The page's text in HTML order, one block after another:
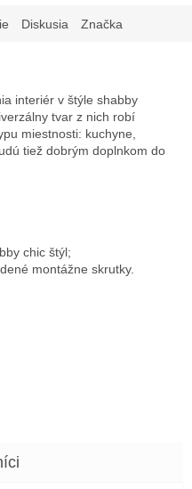
Diskusia Značka
interiér v štýle shabby
tvar z nich robí
miestnosti: kuchyne,
tiež dobrým doplnkom do
chic štýl;
montážne skrutky.